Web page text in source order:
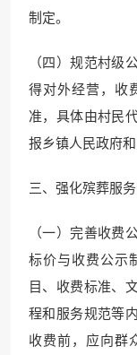
制定。
（四）规范村级
得对外经营，收
准，具体由村民
报乡镇人民政府
三、强化殡葬服
（一）完善收费
标价与收费公示
目、收费标准、
程和服务规范等
收费前，应向群